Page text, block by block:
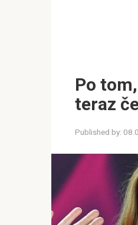
Po
teraz
Published by: